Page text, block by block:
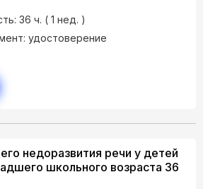
36 ч. ( 1 нед. )
удостоверение
недоразвития речи у детей
школьного возраста 36